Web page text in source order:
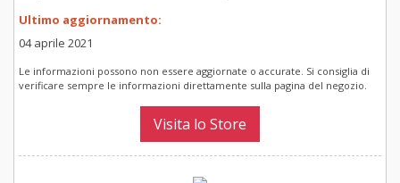
Ultimo aggiornamento:
04 aprile 2021
Le informazioni possono non essere aggiornate o accurate. Si consiglia di
verificare sempre le informazioni direttamente sulla pagina del negozio.
Visita lo Store